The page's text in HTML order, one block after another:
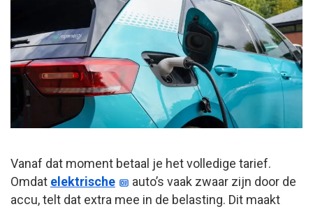
Vanaf dat moment betaal je het volledige tarief.
Omdat elektrische
auto’s vaak zwaar zijn door de
accu, telt dat extra mee in de belasting. Dit maakt